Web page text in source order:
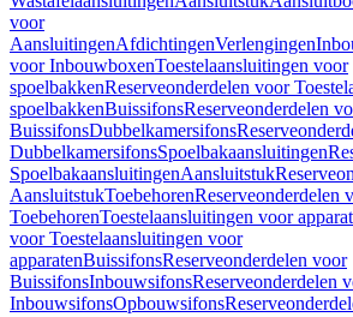
voor
AansluitingenAfdichtingenVerlengingen
voor InbouwboxenToestelaansluitingen voor
spoelbakkenReserveonderdelen voor
spoelbakkenBuissifonsReserveonderdelen
BuissifonsDubbelkamersifons
DubbelkamersifonsSpoelbakaansluitingen
SpoelbakaansluitingenAansluitstuk
AansluitstukToebehorenReserveonderdelen
ToebehorenToestelaansluitingen voor
voor Toestelaansluitingen voor
apparatenBuissifonsReserveonderdelen voor
BuissifonsInbouwsifonsReserveonderdelen
InbouwsifonsOpbouwsifons